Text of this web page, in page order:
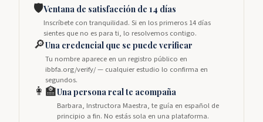
🛡️Ventana de satisfacción de 14 días
Inscríbete con tranquilidad. Si en los primeros 14 días
sientes que no es para ti, lo resolvemos contigo.
🔎Una credencial que se puede verificar
Tu nombre aparece en un registro público en
ibbfa.org/verify/ — cualquier estudio lo confirma en
segundos.
👩‍🏫Una persona real te acompaña
Barbara, Instructora Maestra, te guía en español de
principio a fin. No estás sola en una plataforma.